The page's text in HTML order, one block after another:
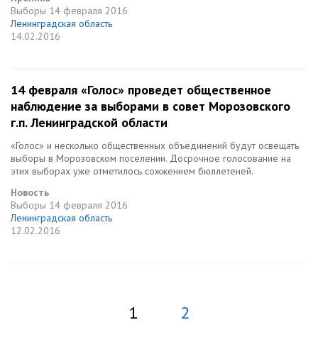
Выборы 14 февраля 2016
Ленинградская область
14.02.2016
14 февраля «Голос» проведет общественное
наблюдение за выборами в совет Морозовского
г.п. Ленинградской области
«Голос» и несколько общественных объединений будут освещать
выборы в Морозовском поселении. Досрочное голосование на
этих выборах уже отметилось сожжением бюллетеней.
Новость
Выборы 14 февраля 2016
Ленинградская область
12.02.2016
1 2